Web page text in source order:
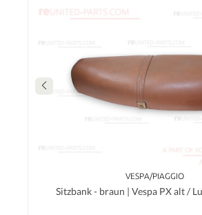
VESPA/PIAGGIO
Sitzbank - braun | Vespa PX alt /